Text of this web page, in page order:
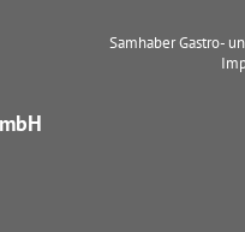
Samhaber Gastro-